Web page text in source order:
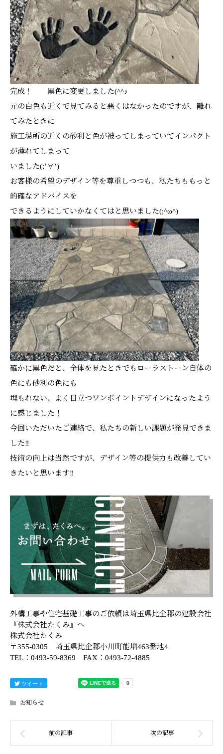
完成！ 黒色に変更しました(^^♪
元の白色も近くで見てみると悪くはなかったのですが、離れ
てみたときに
施工場所の近くの砂利と色が被ってしまっていてインパクト
が薄れてしまって
いました(;’∀’)
お客様の希望のデザイン等を尊重しつつも、私たちももっと
的確なアドバイスを
できるようにしていかなくてはと思いました(;^ω^)
確かに黒色だと、全体を見たときでもローラストーン自体の
色にも砂利の色にも
埋もれない、よく目立つワンポイントデザインになったよう
に感じました！
今回いただいたご連絡で、私たちの新しい課題が発見できま
した‼
技術の向上は当然ですが、デザイン等の提供力も改善してい
きたいと思います‼
外構工事や住宅基礎工事のご依頼は埼玉県比企郡の建設会社
『株式会社たくみ』へ
株式会社たくみ
〒355-0305 埼玉県比企郡小川町能増463番地4
TEL：0493-59-8369 FAX：0493-72-4885
ツイート
お知らせ